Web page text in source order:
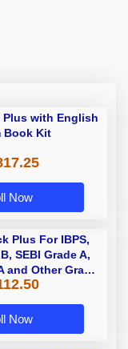
Plus with English
Book Kit
Now
Plus For IBPS,
SEBI Grade A,
and Other Grade
Bank Exams
Now